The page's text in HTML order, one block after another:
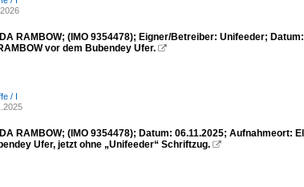
RAMBOW; (IMO 9354478); Eigner/Betreiber: Unifeeder;
vor dem Bubendey Ufer. 
/ I
RAMBOW; (IMO 9354478); Datum: 06.11.2025; Aufnahmeort:
Ufer, jetzt ohne „Unifeeder“ Schriftzug. 